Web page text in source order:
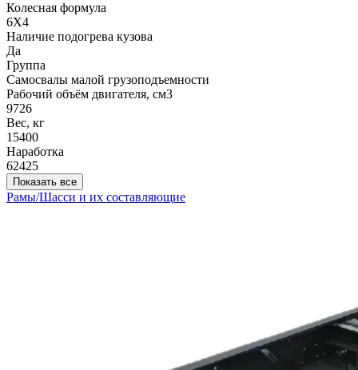
Колесная формула
6Х4
Наличие подогрева кузова
Да
Группа
Самосвалы малой грузоподъемности
Рабочий объём двигателя, cм3
9726
Вес, кг
15400
Наработка
62425
Показать все
Рамы/Шасси и их составляющие